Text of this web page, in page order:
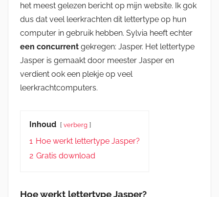
het meest gelezen bericht op mijn website. Ik gok
dus dat veel leerkrachten dit lettertype op hun
computer in gebruik hebben. Sylvia heeft echter
een concurrent gekregen: Jasper. Het lettertype
Jasper is gemaakt door meester Jasper en
verdient ook een plekje op veel
leerkrachtcomputers.
Inhoud verberg
1 Hoe werkt lettertype Jasper?
2 Gratis download
Hoe werkt lettertype Jasper?